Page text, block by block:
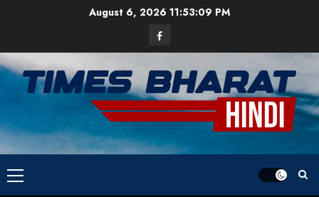
August 6, 202611:53:10 PM
Facebook
Primary
Menu